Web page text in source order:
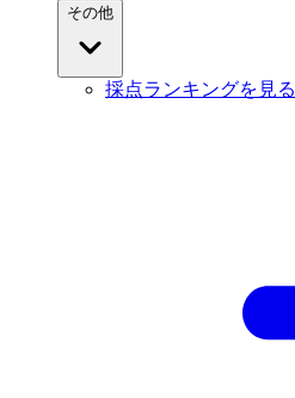
その他
採点ランキングを見る